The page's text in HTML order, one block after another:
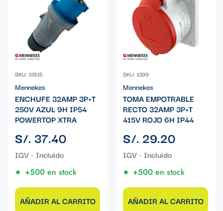
SKU: 13515
Mennekes
ENCHUFE 32AMP 3P+T
250V AZUL 9H IP54
POWERTOP XTRA
Precio
regular
S/. 37.40
+500 en stock
AÑADIR AL CARRITO
SKU: 1399
Mennekes
TOMA EMPOTRABLE
RECTO 32AMP 3P+T
415V ROJO 6H IP44
Precio
regular
S/. 29.20
+500 en stock
AÑADIR AL CARRITO